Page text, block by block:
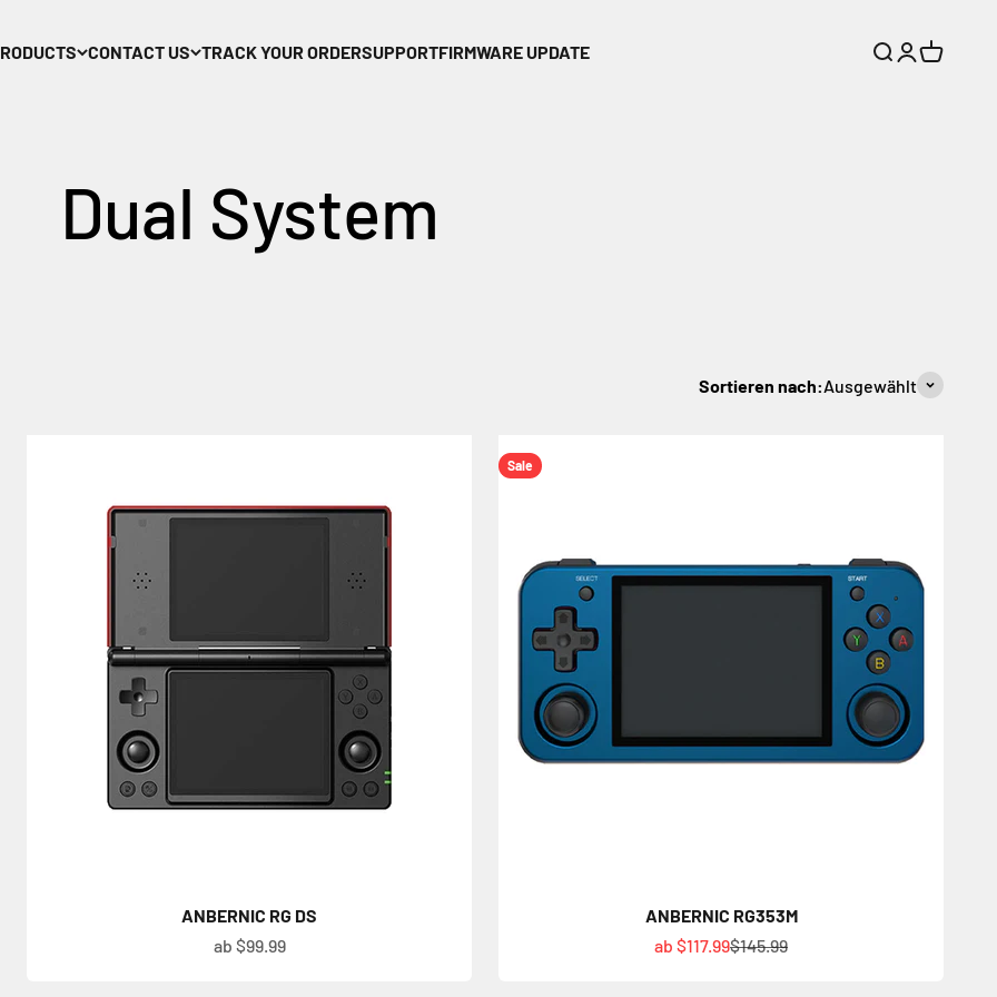
CONTACT US TRACK YOUR ORDERSUPPORTFIRMWARE UPDATE SucheAnmelden
Sortieren nach:Ausgewählt
ANBERNIC RG DS
Angebot
ab $99.99
Sale
ANBERNIC RG353M
Angebot
ab $117.99Regulärer Preis
$145.99